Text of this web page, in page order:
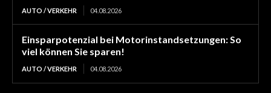
AUTO / VERKEHR 04.08.2026
Einsparpotenzial bei Motorinstandsetzungen: So
viel können Sie sparen!
AUTO / VERKEHR 04.08.2026